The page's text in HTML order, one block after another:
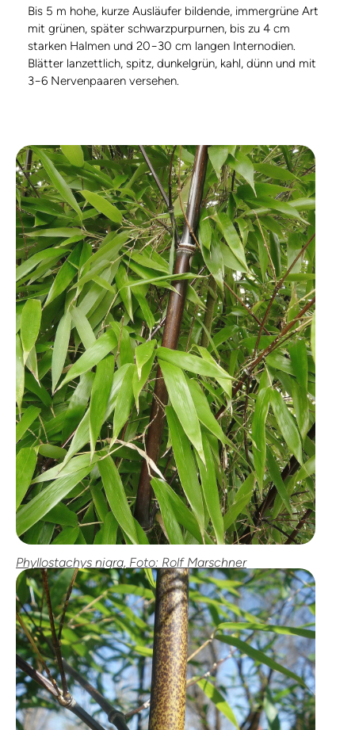
Bis 5 m hohe, kurze Ausläufer bildende, immergrüne Art
mit grünen, später schwarzpurpurnen, bis zu 4 cm
starken Halmen und 20−30 cm langen Internodien.
Blätter lanzettlich, spitz, dunkelgrün, kahl, dünn und mit
3−6 Nervenpaaren versehen.
Phyllostachys nigra, Foto: Rolf Marschner